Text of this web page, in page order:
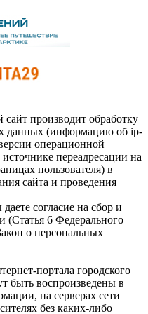
производит обработку
данных (информацию об ip-
операционной
переадресации на
пользователя) в
сайта и проведения
согласие на сбор и
(Статья 6 Федерального
о персональных
портала городского
быть воспроизведены в
на серверах сети
без каких-либо